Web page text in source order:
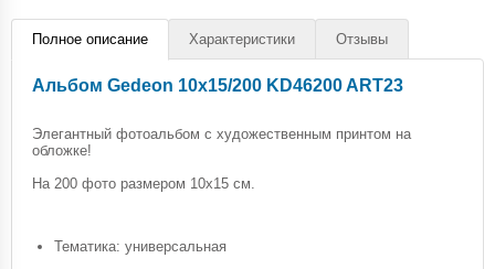
Полное описание Характеристики Отзывы
Альбом Gedeon 10х15/200 KD46200 ART23
Элегантный фотоальбом с художественным принтом на
обложке!
На 200 фото размером 10х15 см.
Тематика: универсальная